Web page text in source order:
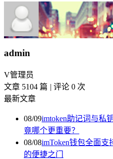
admin
V管理员
文章 5104 篇 | 评论 0 次
最新文章
08/09imtoken助记词与私
竟哪个更重要？
08/08imToken钱包全面
的便捷之门